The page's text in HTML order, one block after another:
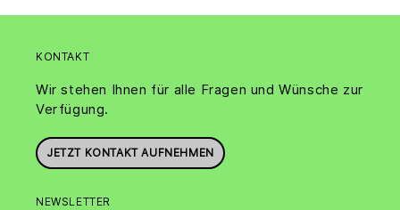
KONTAKT
Wir stehen Ihnen für alle Fragen und Wünsche zur
Verfügung.
JETZT KONTAKT AUFNEHMEN
NEWSLETTER